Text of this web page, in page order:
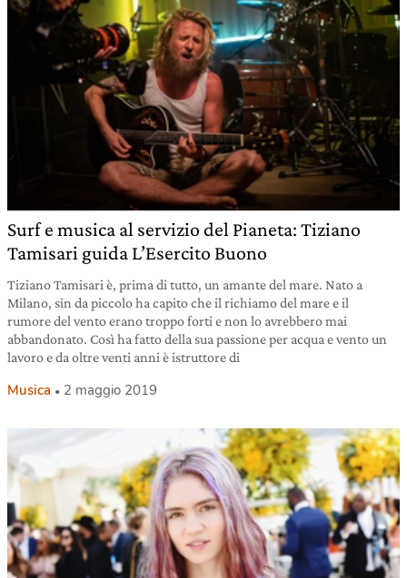
Surf e musica al servizio del Pianeta: Tiziano
Tamisari guida L’Esercito Buono
Tiziano Tamisari è, prima di tutto, un amante del mare. Nato a
Milano, sin da piccolo ha capito che il richiamo del mare e il
rumore del vento erano troppo forti e non lo avrebbero mai
abbandonato. Così ha fatto della sua passione per acqua e vento un
lavoro e da oltre venti anni è istruttore di
Musica 2 maggio 2019